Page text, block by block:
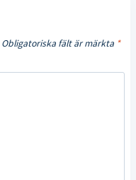
Obligatoriska fält är märkta *